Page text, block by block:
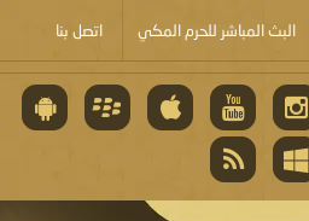
البث المباشر للحرم المكي اتصل بنا